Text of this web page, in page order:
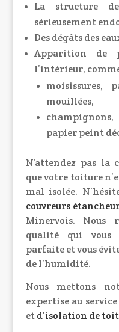
La structure
sérieusement
Des dégâts des
Apparition de
l’intérieur,
moisissures,
mouillées,
papier peint
N’attendez pas la
que votre toiture
mal isolée.
couvreurs
Minervois. Nous
qualité qui vous
parfaite et vous
de l’humidité.
Nous mettons
expertise au
etd’isolation de